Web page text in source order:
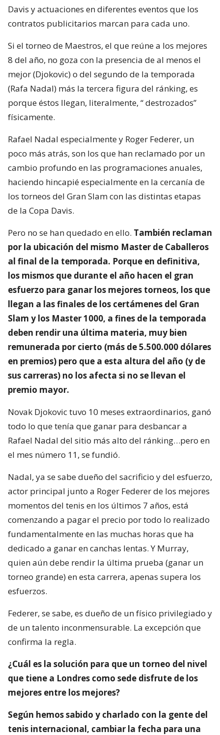
Davis y actuaciones en diferentes eventos que los
contratos publicitarios marcan para cada uno.
Si el torneo de Maestros, el que reúne a los mejores
8 del año, no goza con la presencia de al menos el
mejor (Djokovic) o del segundo de la temporada
(Rafa Nadal) más la tercera figura del ránking, es
porque éstos llegan, literalmente, “ destrozados”
físicamente.
Rafael Nadal especialmente y Roger Federer, un
poco más atrás, son los que han reclamado por un
cambio profundo en las programaciones anuales,
haciendo hincapié especialmente en la cercanía de
los torneos del Gran Slam con las distintas etapas
de la Copa Davis.
Pero no se han quedado en ello. También reclaman
por la ubicación del mismo Master de Caballeros
al final de la temporada. Porque en definitiva,
los mismos que durante el año hacen el gran
esfuerzo para ganar los mejores torneos, los que
llegan a las finales de los certámenes del Gran
Slam y los Master 1000, a fines de la temporada
deben rendir una última materia, muy bien
remunerada por cierto (más de 5.500.000 dólares
en premios) pero que a esta altura del año (y de
sus carreras) no los afecta si no se llevan el
premio mayor.
Novak Djokovic tuvo 10 meses extraordinarios, ganó
todo lo que tenía que ganar para desbancar a
Rafael Nadal del sitio más alto del ránking…pero en
el mes número 11, se fundió.
Nadal, ya se sabe dueño del sacrificio y del esfuerzo,
actor principal junto a Roger Federer de los mejores
momentos del tenis en los últimos 7 años, está
comenzando a pagar el precio por todo lo realizado
fundamentalmente en las muchas horas que ha
dedicado a ganar en canchas lentas. Y Murray,
quien aún debe rendir la última prueba (ganar un
torneo grande) en esta carrera, apenas supera los
esfuerzos.
Federer, se sabe, es dueño de un físico privilegiado y
de un talento inconmensurable. La excepción que
confirma la regla.
¿Cuál es la solución para que un torneo del nivel
que tiene a Londres como sede disfrute de los
mejores entre los mejores?
Según hemos sabido y charlado con la gente del
tenis internacional, cambiar la fecha para una